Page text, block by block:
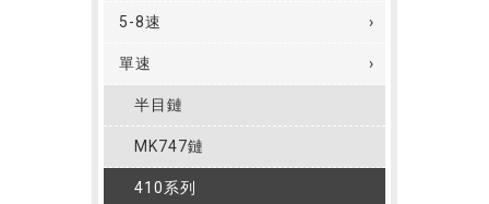
5-8速
單速
半目鏈
MK747鏈
410系列